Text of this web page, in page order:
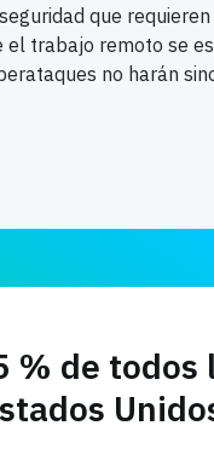
que
el trabajo remoto se
no harán
% de